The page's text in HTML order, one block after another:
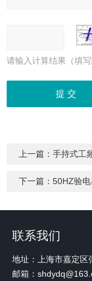
请输入计算结果（填
上一篇：手持式工
下一篇：50HZ验
联系我们
地址：上海市嘉定区
邮箱：